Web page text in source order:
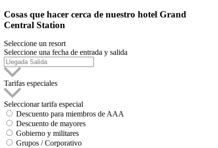
Cosas que hacer cerca de nuestro hotel Grand
Central Station
Seleccione un resort
Seleccione una fecha de entrada y salida
Tarifas especiales
Seleccionar tarifa especial
Descuento para miembros de AAA
Descuento de mayores
Gobierno y militares
Grupos / Corporativo